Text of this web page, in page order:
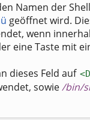
Namen der
geöffnet wird.
wenn
eine Taste mit
dieses Feld auf
sowie/bin/